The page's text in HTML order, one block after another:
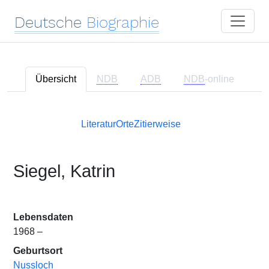
Deutsche Biographie
Übersicht NDB ADB NDB-online
LiteraturOrteZitierweise
Siegel, Katrin
Lebensdaten
1968 –
Geburtsort
Nussloch